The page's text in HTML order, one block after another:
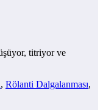
titriyor ve
, Rölanti Dalgalanması,